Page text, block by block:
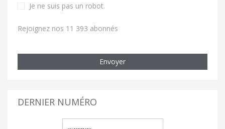
Je ne suis pas un robot.
Rejoignez nos 11 393 abonnés
Envoyer
DERNIER NUMÉRO